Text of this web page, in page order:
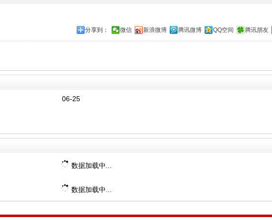
分享到：
微信 新浪微博 腾讯微博 QQ空间 腾讯朋友
06-25
数据加载中...
数据加载中...